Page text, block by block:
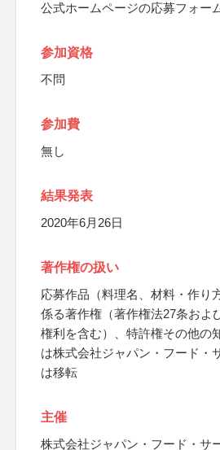
公式ホームページの応募フォー
参加資格
不問
参加費
無し
結果発表
2020年6月26日
著作権の扱い
応募作品（料理名、材料・作り
係る著作権（著作権法27条およ
権利を含む）、特許権その他の
は株式会社ジャパン・フード・
は移転
主催
株式会社ジャパン・フード・サ